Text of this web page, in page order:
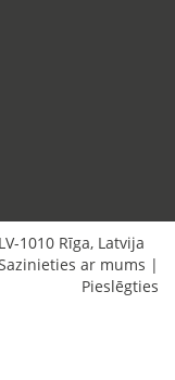
LV-1010 Rīga, Latvija
ar mums |
Pieslēgties